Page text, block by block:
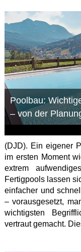
Poolbau:
– von der
(DJD). Ein eigener
im ersten Moment
extrem
Fertigpools lassen
einfacher und
– vorausgesetzt,
wichtigsten
vertraut gemacht.